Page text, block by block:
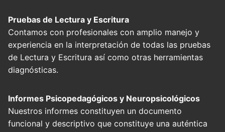
Pruebas de Lectura y Escritura
Contamos con profesionales con amplio manejo y
experiencia en la interpretación de todas las pruebas
de Lectura y Escritura así como otras herramientas
diagnósticas.
Informes Psicopedagógicos y Neuropsicológicos
Nuestros informes constituyen un documento
funcional y descriptivo que constituye una auténtica